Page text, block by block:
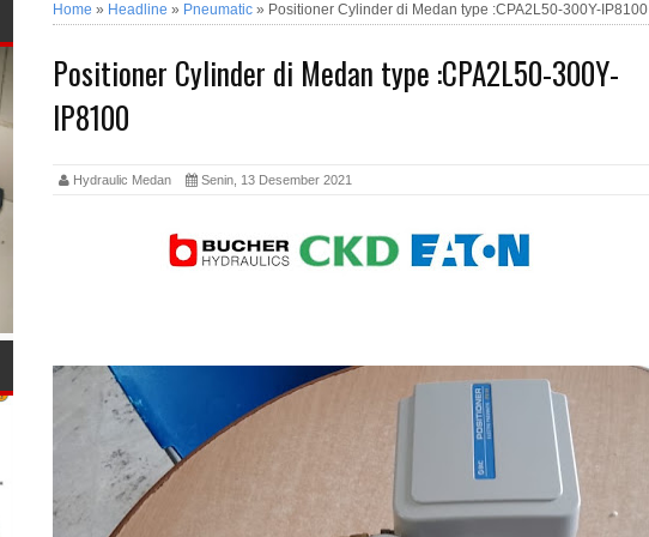
Home » Headline » Pneumatic » Positioner Cylinder di Medan type :CPA2L50-300Y-IP8100
Positioner Cylinder di Medan type :CPA2L50-300Y-
IP8100
Hydraulic Medan Senin, 13 Desember 2021